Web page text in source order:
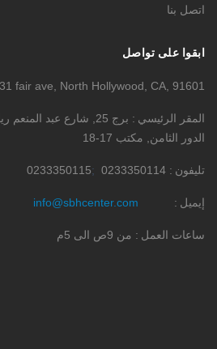
اتصل بنا
ابقوا على تواصل
fair ave, North Hollywood, CA, 91601
المقر الرئيسي
برج 25, شارع عبد
الدور الثامن, مكتب 17-18
تليفون 0233350114
0233350115
إيميل info@sbhcenter.com
ساعات العمل من 9ص الى 5م